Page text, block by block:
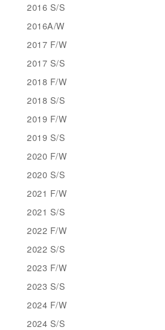
2016 S/S
2016A/W
2017 F/W
2017 S/S
2018 F/W
2018 S/S
2019 F/W
2019 S/S
2020 F/W
2020 S/S
2021 F/W
2021 S/S
2022 F/W
2022 S/S
2023 F/W
2023 S/S
2024 F/W
2024 S/S